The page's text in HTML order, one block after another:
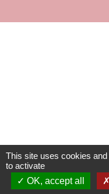
ouvert au Public les
et
This site uses cookies
to activate
OK, accept all